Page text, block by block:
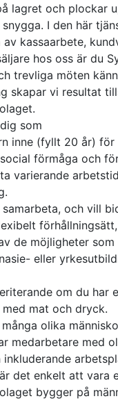
lagret och plockar
snygga. I den här
kassaarbete,
hos oss är du
trevliga möten
skapar vi resultat
som
inne (fyllt 20 år)
förmåga och
varierande
och vill
de möjligheter
eller
om du har
mat och dryck.
olika
medarbetare med
inkluderande
det enkelt att vara
bygger på